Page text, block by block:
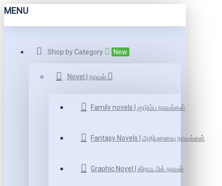
MENU
Shop by Category New
Novel | நாவல்
Family novels | குடும்ப நாவல்கள்
Fantasy Novels | அதிபுனைவு நாவல்கள்
Graphic Novel | கிராஃ பிக் நாவல்